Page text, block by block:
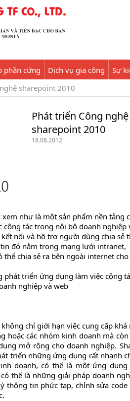
phần cứng Dịch vụ gia công Sự
sharepoint 2010
Phát triển Công nghệ
sharepoint 2010
18.08.2012
như là một sản phẩm nền tảng
tác trong nội bộ doanh nghiệp
nối và hỗ trợ người dùng chia sẻ
đó nằm trong mạng lưới intranet,
chia sẻ ra bên ngoài internet cho
phát triển ứng dụng làm việc cộng
nghiệp và web
chỉ giới hạn việc cung cấp khả
hoặc các nhóm kinh doanh mà
mở rộng cho doanh nghiệp.
triển những ứng dụng rất nhanh
doanh, có thể là một ứng
thể là những giải pháp doanh
thông tin phức tạp, chỉnh sửa code